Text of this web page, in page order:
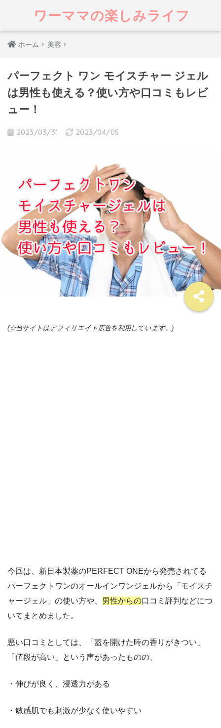
ワーママの楽しみライフ
ホーム 美容
パーフェクト ワン モイスチャー ジェル
は男性も使える？使い方や口コミもレビ
ュー！
2023/03/31 2023/04/05
(☆当サイトはアフィリエイト広告を利用しています。)
今回は、新日本製薬のPERFECT ONEから発売されてる
パーフェクトワンのオールインワンジェルから「モイスチ
ャージェル」の使い方や、 男性からの口コミ評判などにつ
いてまとめました。
悪い口コミとしては、「蓋を開けた時の香りがきつい」
「値段が高い」という声があったものの、
・伸びが良く、浸透力がある
・敏感肌でも刺激が少なく使いやすい